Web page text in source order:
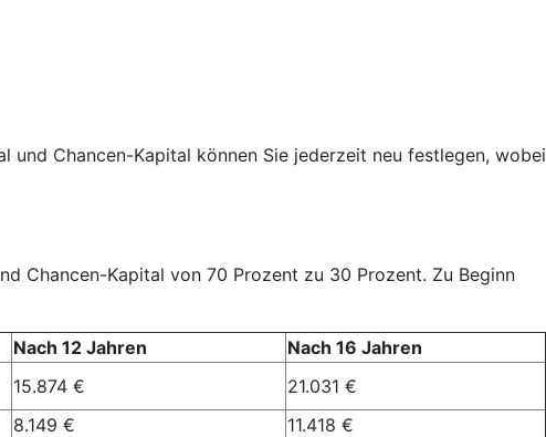
und Chancen-Kapital können Sie jederzeit neu festlegen, wobei
Chancen-Kapital von 70 Prozent zu 30 Prozent. Zu Beginn
Nach 12 Jahren
Nach 16 Jahren
15.874 €
21.031 €
8.149 €
11.418 €